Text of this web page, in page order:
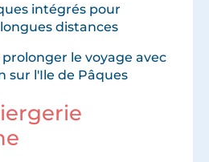
intégrés pour
distances
le voyage avec
sur l'Ile de Pâques